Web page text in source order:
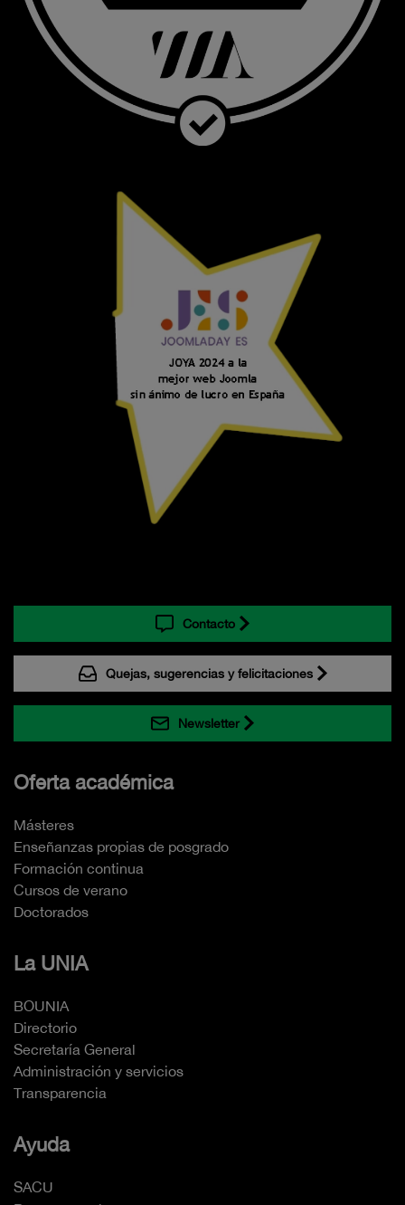
Contacto
Quejas, sugerencias y felicitaciones
Newsletter
Oferta académica
Másteres
Enseñanzas propias de posgrado
Formación continua
Cursos de verano
Doctorados
La UNIA
BOUNIA
Directorio
Secretaría General
Administración y servicios
Transparencia
Ayuda
SACU